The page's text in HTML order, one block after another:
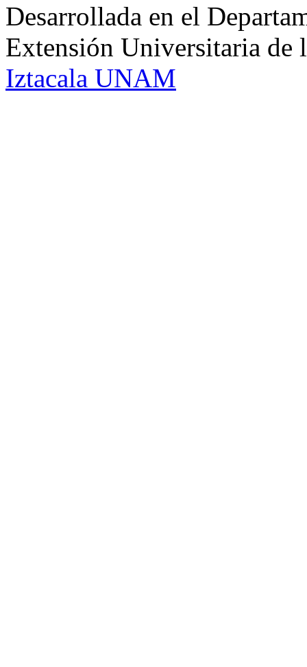
Desarrollada en el
Extensión Universitaria
Iztacala UNAM